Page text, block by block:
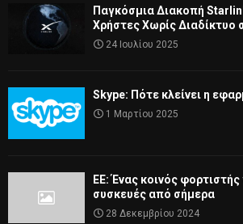
Παγκόσμια Διακοπή
Χρήστες Χωρίς Διαδίκτυο
24 Ιουλίου 2025
Skype: Πότε κλείνει η
1 Μαρτίου 2025
ΕΕ: Ένας κοινός φορτιστής
συσκευές από σήμερα
28 Δεκεμβρίου 2024